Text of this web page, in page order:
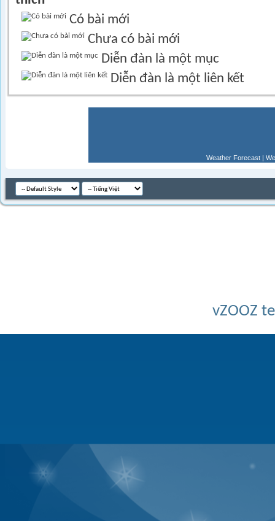
Có bài mới
Chưa có bài mới
Diễn đàn là một mục
Diễn đàn là một liên kết
Weather Forecast |
vZOOZ